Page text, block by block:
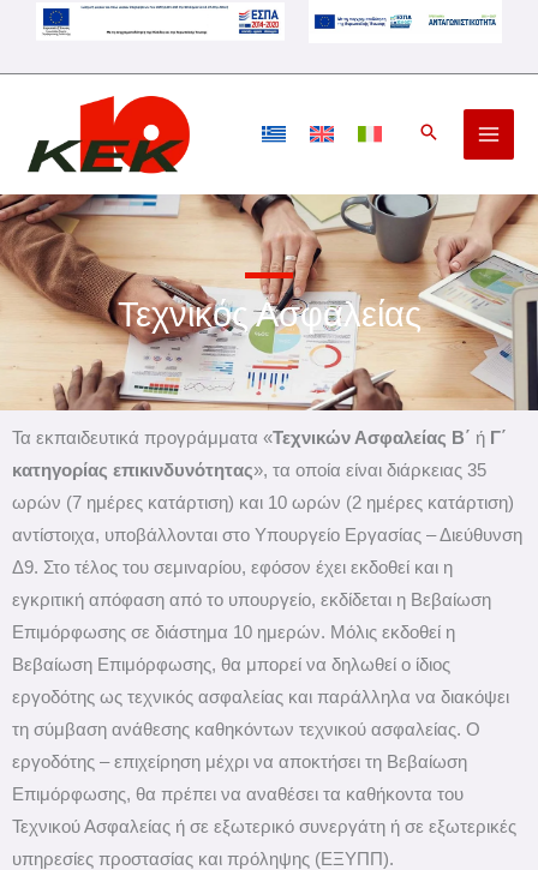
Μετάβαση
περιεχόμενο
Τεχνικός Ασφαλείας
Τα εκπαιδευτικά προγράμματα «Τεχνικών Ασφαλείας Β΄ ή Γ΄
κατηγορίας επικινδυνότητας», τα οποία είναι διάρκειας 35
ωρών (7 ημέρες κατάρτιση) και 10 ωρών (2 ημέρες κατάρτιση)
αντίστοιχα, υποβάλλονται στο Υπουργείο Εργασίας – Διεύθυνση
Δ9. Στο τέλος του σεμιναρίου, εφόσον έχει εκδοθεί και η
εγκριτική απόφαση από το υπουργείο, εκδίδεται η Βεβαίωση
Επιμόρφωσης σε διάστημα 10 ημερών. Μόλις εκδοθεί η
Βεβαίωση Επιμόρφωσης, θα μπορεί να δηλωθεί ο ίδιος
εργοδότης ως τεχνικός ασφαλείας και παράλληλα να διακόψει
τη σύμβαση ανάθεσης καθηκόντων τεχνικού ασφαλείας. Ο
εργοδότης – επιχείρηση μέχρι να αποκτήσει τη Βεβαίωση
Επιμόρφωσης, θα πρέπει να αναθέσει τα καθήκοντα του
Τεχνικού Ασφαλείας ή σε εξωτερικό συνεργάτη ή σε εξωτερικές
υπηρεσίες προστασίας και πρόληψης (ΕΞΥΠΠ).